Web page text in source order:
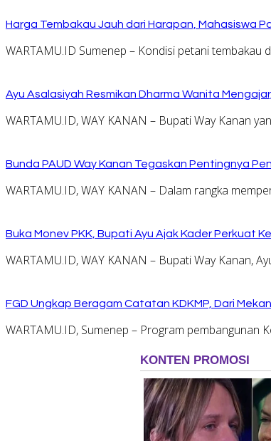
Harga Tembakau Jauh dari Harapan, Mahasiswa
WARTAMU.ID Sumenep – Kondisi petani
Ayu Asalasiyah Resmikan Dharma Wanita
WARTAMU.ID, WAY KANAN – Bupati Way Kanan
Bunda PAUD Way Kanan Tegaskan Pentingnya
WARTAMU.ID, WAY KANAN – Dalam rangka
Buka Monev PKK, Bupati Ayu Ajak Kader Perkuat
WARTAMU.ID, WAY KANAN – Bupati Way Kanan,
FGD Ungkap Beragam Catatan KDKMP, Dari
WARTAMU.ID, Sumenep – Program